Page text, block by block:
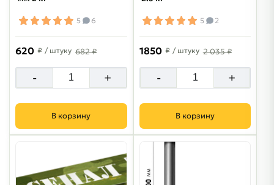
5 6
620 ₽ / штуку 682 ₽
- +
В корзину
5 2
1850 ₽ / штуку 2 035 ₽
- +
В корзину